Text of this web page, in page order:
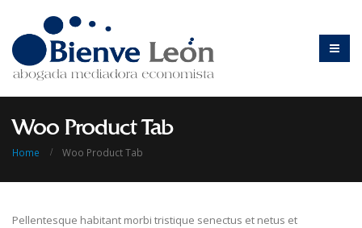
Woo Product Tab
Home Woo Product Tab
Pellentesque habitant morbi tristique senectus et netus et